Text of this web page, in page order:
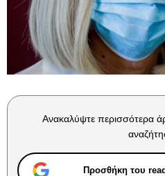
Ανακαλύψτε περισσότερα
Προσθήκη του